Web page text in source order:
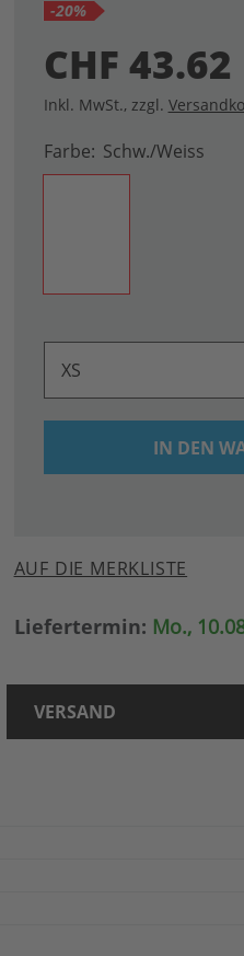
-20%
CHF 43.62
Inkl. MwSt., zzgl.
Farbe Schw./weiss
XS
IN DEN
AUF DIE MERKLISTE
Liefertermin: Mo.,
VERSAND